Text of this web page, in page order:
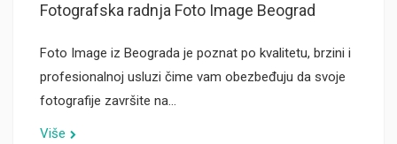
Fotografska radnja Foto Image Beograd
Foto Image iz Beograda je poznat po kvalitetu, brzini i
profesionalnoj usluzi čime vam obezbeđuju da svoje
fotografije završite na…
Više